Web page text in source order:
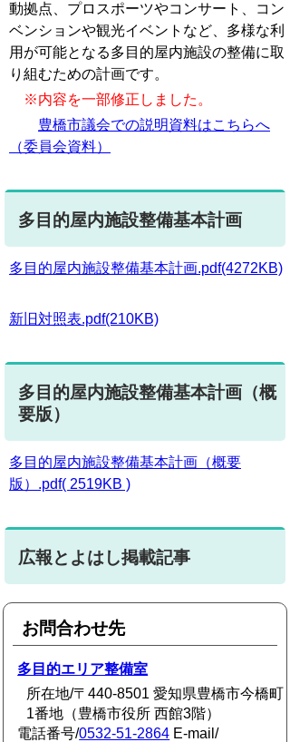
動拠点、プロスポーツやコンサート、コン
ベンションや観光イベントなど、多様な利
用が可能となる多目的屋内施設の整備に取
り組むための計画です。
※内容を一部修正しました。
豊橋市議会での説明資料はこちらへ
（委員会資料）
多目的屋内施設整備基本計画
多目的屋内施設整備基本計画.pdf(4272KB)
新旧対照表.pdf(210KB)
多目的屋内施設整備基本計画（概
要版）
多目的屋内施設整備基本計画（概要
版）.pdf( 2519KB )
広報とよはし掲載記事
お問合わせ先
多目的エリア整備室
所在地/〒440-8501 愛知県豊橋市今橋町
1番地（豊橋市役所 西館3階）
電話番号/0532-51-2864 E-mail/